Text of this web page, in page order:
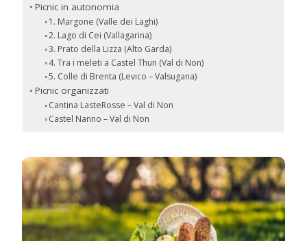
Picnic in autonomia
1. Margone (Valle dei Laghi)
2. Lago di Cei (Vallagarina)
3. Prato della Lizza (Alto Garda)
4. Tra i meleti a Castel Thun (Val di Non)
5. Colle di Brenta (Levico – Valsugana)
Picnic organizzati
Cantina LasteRosse – Val di Non
Castel Nanno – Val di Non